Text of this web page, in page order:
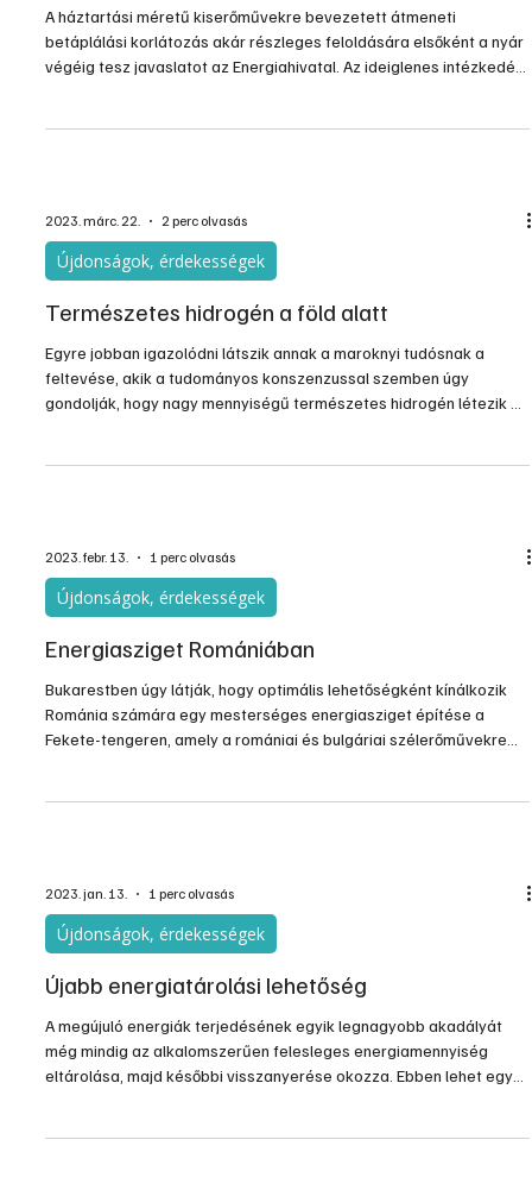
A háztartási méretű kiserőművekre bevezetett átmeneti
betáplálási korlátozás akár részleges feloldására elsőként a nyár
végéig tesz javaslatot az Energiahivatal. Az ideiglenes intézkedés
2023. márc. 22. 2 perc olvasás
Újdonságok, érdekességek
Természetes hidrogén a föld alatt
Egyre jobban igazolódni látszik annak a maroknyi tudósnak a
feltevése, akik a tudományos konszenzussal szemben úgy
gondolják, hogy nagy mennyiségű természetes hidrogén létezik a
2023. febr. 13. 1 perc olvasás
Újdonságok, érdekességek
Energiasziget Romániában
Bukarestben úgy látják, hogy optimális lehetőségként kínálkozik
Románia számára egy mesterséges energiasziget építése a
Fekete-tengeren, amely a romániai és bulgáriai szélerőművekre
2023. jan. 13. 1 perc olvasás
Újdonságok, érdekességek
Újabb energiatárolási lehetőség
A megújuló energiák terjedésének egyik legnagyobb akadályát
még mindig az alkalomszerűen felesleges energiamennyiség
eltárolása, majd későbbi visszanyerése okozza. Ebben lehet egy